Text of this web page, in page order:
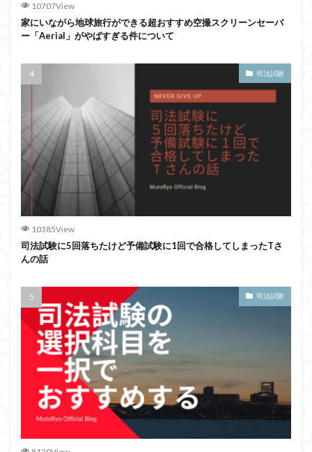
10707View
家にいながら地球旅行ができる超おすすめ空撮スクリーンセーバ
ー「Aerial」がやばすぎる件について
司法試験
10385View
司法試験に5回落ちたけど予備試験に1回で合格してしまったTさ
んの話
司法試験